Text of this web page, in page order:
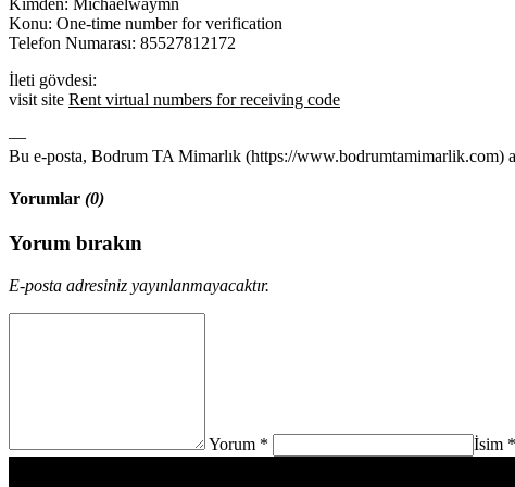
Konu: One-time number for verification
Telefon Numarası: 85527812172
İleti gövdesi:
visit site Rent virtual numbers for receiving code
—
Bu e-posta, Bodrum TA Mimarlık (https://www.bodrumtamimarlik.com)
Yorumlar (0)
Yorum bırakın
E-posta adresiniz yayınlanmayacaktır.
Yorum * İsim *